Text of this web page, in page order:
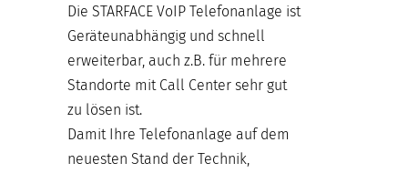
Die STARFACE VoIP Telefonanlage ist
Geräteunabhängig und schnell
erweiterbar, auch z.B. für mehrere
Standorte mit Call Center sehr gut
zu lösen ist.
Damit Ihre Telefonanlage auf dem
neuesten Stand der Technik,